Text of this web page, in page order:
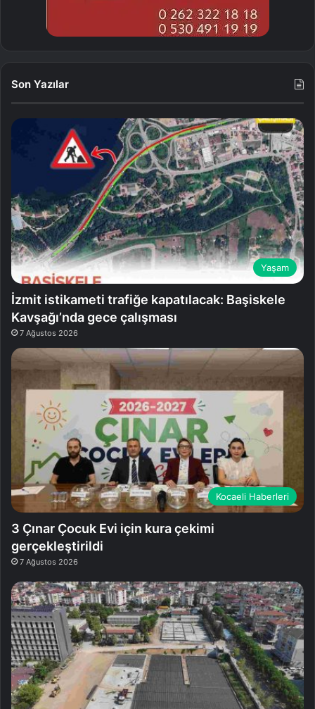
Son Yazılar
Yaşam
İzmit istikameti trafiğe kapatılacak: Başiskele
Kavşağı’nda gece çalışması
7 Ağustos 2026
Kocaeli Haberleri
3 Çınar Çocuk Evi için kura çekimi
gerçekleştirildi
7 Ağustos 2026